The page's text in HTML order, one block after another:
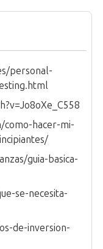
personal-
como-hacer-mi-
guia-basica-
se-necesita-
de-inversion-